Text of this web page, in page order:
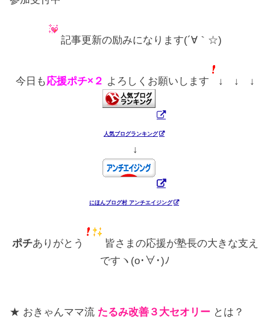
記事更新の励みになります(´∀｀☆)
今日も応援ポチ×２ よろしくお願いします ↓ ↓ ↓
人気ブログランキング
↓
にほんブログ村 アンチエイジング
ポチありがとう
皆さまの応援が塾長の大きな支え
ですヽ(o･∀･)ﾉ
★ おきゃんママ流 たるみ改善３大セオリー とは？